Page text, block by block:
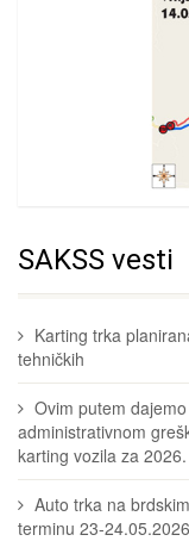
SAKSS vesti
Karting trka
tehničkih
Ovim putem
administrativnom
karting vozila za
Auto trka na
terminu 23-24.05.2026